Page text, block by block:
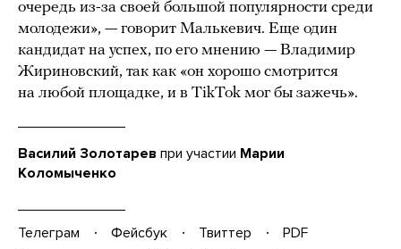
очередь из-за своей большой популярности среди
молодежи», — говорит Малькевич. Еще один
кандидат на успех, по его мнению — Владимир
Жириновский, так как «он хорошо смотрится
на любой площадке, и в TikTok мог бы зажечь».
Василий Золотарев при участии Марии
Коломыченко
Телеграм Фейсбук Твиттер
PDF